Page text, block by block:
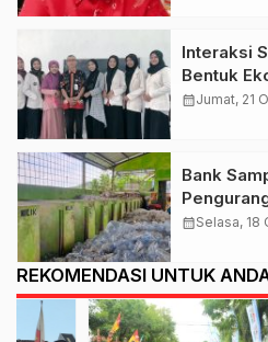
Interaksi
Bentuk
calendar_monthJumat, 21
Bank
Trirejo
calendar_monthSelasa, 18
REKOMENDASI UNTUK